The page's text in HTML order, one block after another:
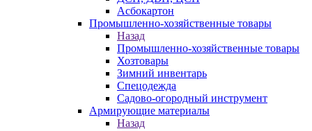
Асбокартон
Промышленно-хозяйственные товары
Назад
Промышленно-хозяйственные товары
Хозтовары
Зимний инвентарь
Спецодежда
Садово-огородный инструмент
Армирующие материалы
Назад